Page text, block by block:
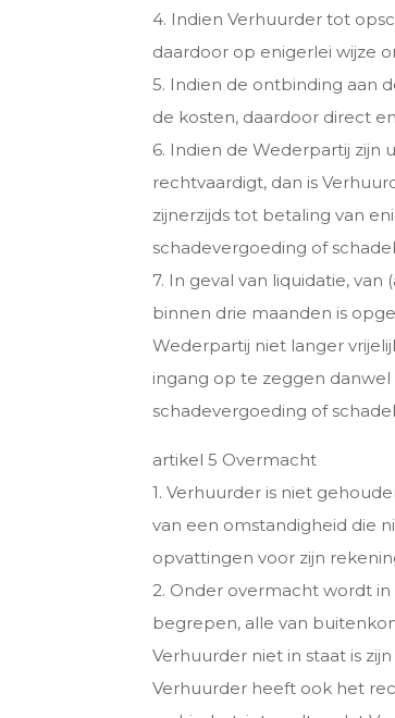
4. Indien Verhuurder tot
daardoor op enigerlei wijze
5. Indien de ontbinding aan
de kosten, daardoor direct
6. Indien de Wederpartij
rechtvaardigt, dan is
zijnerzijds tot betaling van
schadevergoeding of
7. In geval van liquidatie,
binnen drie maanden is
Wederpartij niet langer
ingang op te zeggen
schadevergoeding of
artikel 5 Overmacht
1. Verhuurder is niet
van een omstandigheid die
opvattingen voor zijn
2. Onder overmacht wordt
begrepen, alle van
Verhuurder niet in staat is
Verhuurder heeft ook het